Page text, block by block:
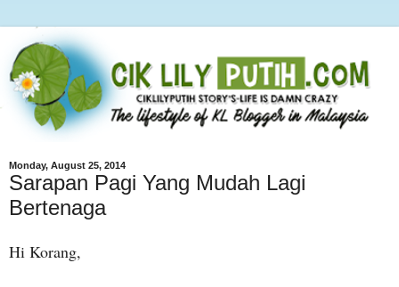
Monday, August 25, 2014
Sarapan Pagi Yang Mudah Lagi
Bertenaga
Hi Korang,